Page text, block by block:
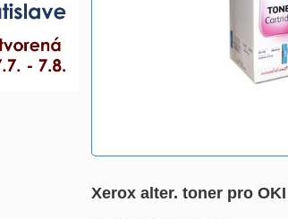
Xerox alter. toner pro